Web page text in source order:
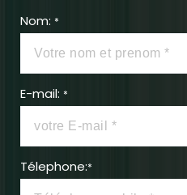
Nom: *
E-mail: *
Télephone:*